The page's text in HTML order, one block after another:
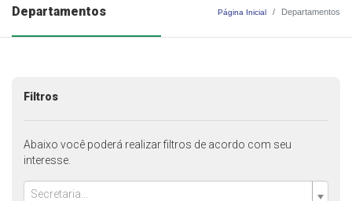
Departamentos Página Inicial Departamentos
Filtros
Abaixo você poderá realizar filtros de acordo com seu
interesse.
Secretaria...